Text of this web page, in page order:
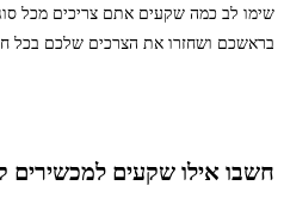
שימו לב כמה שקעים אתם צריכים מכל
בראשכם ושחזרו את הצרכים שלכם בכל
חשבו אילו שקעים למכשירים